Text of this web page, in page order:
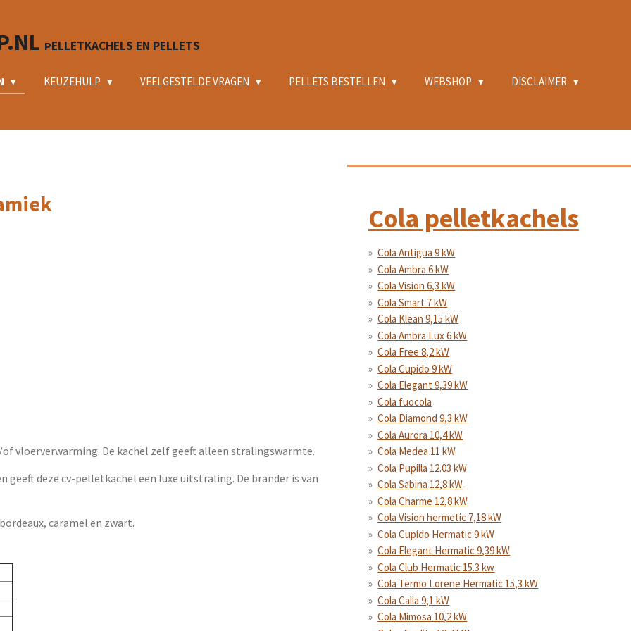
PELLETKACHELS EN PELLETS
KEUZEHULP VEELGESTELDE VRAGEN PELLETS BESTELLEN WEBSHOP
DISCLAIMER
vloerverwarming. De kachel zelf geeft alleen stralingswarmte.
geeft deze cv-pelletkachel een luxe uitstraling. De brander is van
caramel en zwart.
Cola pelletkachels
Cola Antigua 9 kW
Cola Ambra 6 kW
Cola Vision 6,3 kW
Cola Smart 7 kW
Cola Klean 9,15 kW
Cola Ambra Lux 6 kW
Cola Free 8,2 kW
Cola Cupido 9 kW
Cola Elegant 9,39 kW
Cola fuocola
Cola Diamond 9,3 kW
Cola Aurora 10,4 kW
Cola Medea 11 kW
Cola Pupilla 12.03 kW
Cola Sabina 12,8 kW
Cola Charme 12,8 kW
Cola Vision hermetic 7,18 kW
Cola Cupido Hermatic 9 kW
Cola Elegant Hermatic 9,39 kW
Cola Club Hermatic 15.3 kw
Cola Termo Lorene Hermatic 15,3 kW
Cola Calla 9,1 kW
Cola Mimosa 10,2 kW